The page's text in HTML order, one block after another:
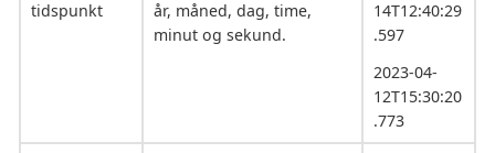
tidspunkt
år, måned, dag, time,
minut og sekund.
14T12:40:29
.597
2023-04-
12T15:30:20
.773